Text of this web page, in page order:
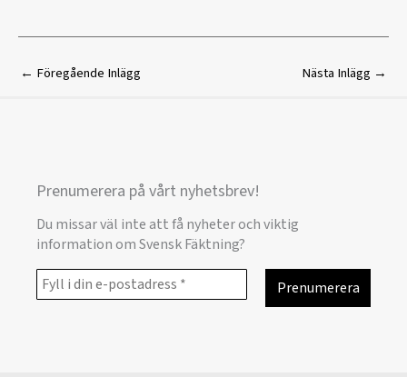
← Föregående Inlägg Nästa Inlägg →
Prenumerera på vårt nyhetsbrev!
Du missar väl inte att få nyheter och viktig
information om Svensk Fäktning?